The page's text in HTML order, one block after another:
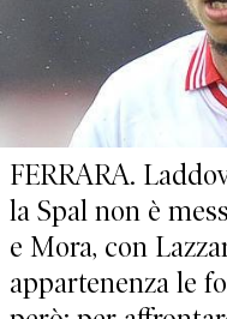
FERRARA.
la Spal non è
e Mora, con
appartenenza le